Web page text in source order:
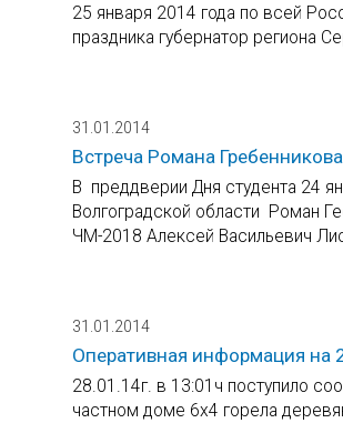
25 января 2014 года по всей
праздника губернатор региона
31.01.2014
Встреча Романа
В преддверии Дня студента 24
Волгоградской области Роман
ЧМ-2018 Алексей Васильевич
31.01.2014
Оперативная информация на
28.01.14г. в 13:01ч поступило
частном доме 6х4 горела